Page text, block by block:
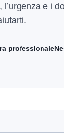
l’urgenza e i
professionale